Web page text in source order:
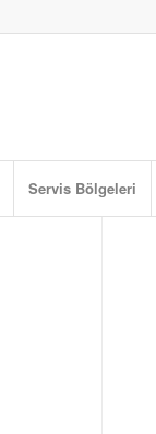
Servis Bölgeleri